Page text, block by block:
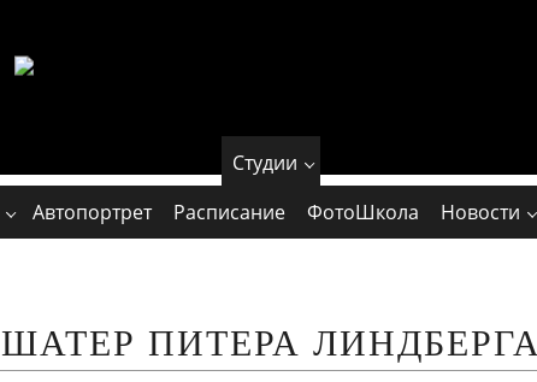
Студии
Автопортрет Расписание ФотоШкола Новости
ШАТЕР ПИТЕРА ЛИНДБЕРГА